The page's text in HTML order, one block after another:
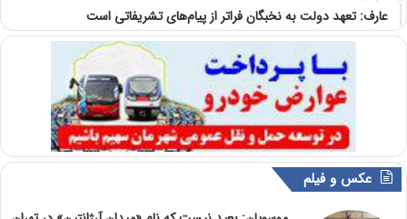
عارف: تعهد دولت به نخبگان فراتر از پیام‎‌های تشریفاتی است
عکس و فیلم